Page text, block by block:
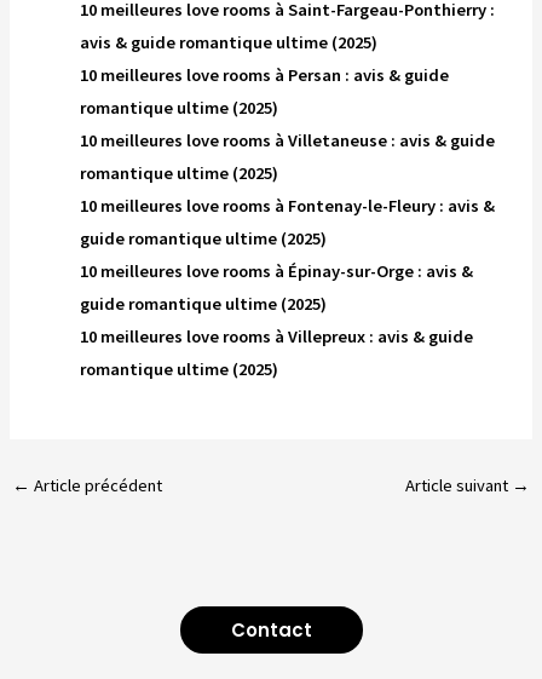
10 meilleures love rooms à Saint-Fargeau-Ponthierry :
avis & guide romantique ultime (2025)
10 meilleures love rooms à Persan : avis & guide
romantique ultime (2025)
10 meilleures love rooms à Villetaneuse : avis & guide
romantique ultime (2025)
10 meilleures love rooms à Fontenay-le-Fleury : avis &
guide romantique ultime (2025)
10 meilleures love rooms à Épinay-sur-Orge : avis &
guide romantique ultime (2025)
10 meilleures love rooms à Villepreux : avis & guide
romantique ultime (2025)
← Article précédent Article suivant →
Contact